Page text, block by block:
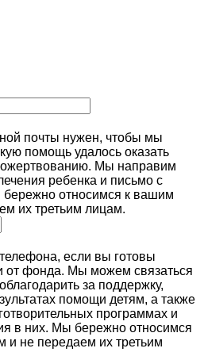
почты нужен, чтобы мы
помощь удалось оказать
Мы направим
ребенка и письмо с
относимся к вашим
их третьим лицам.
если вы готовы
от фонда. Мы можем связаться
за поддержку,
помощи детям, а также
программах и
в них. Мы бережно относимся
и не передаем их третьим